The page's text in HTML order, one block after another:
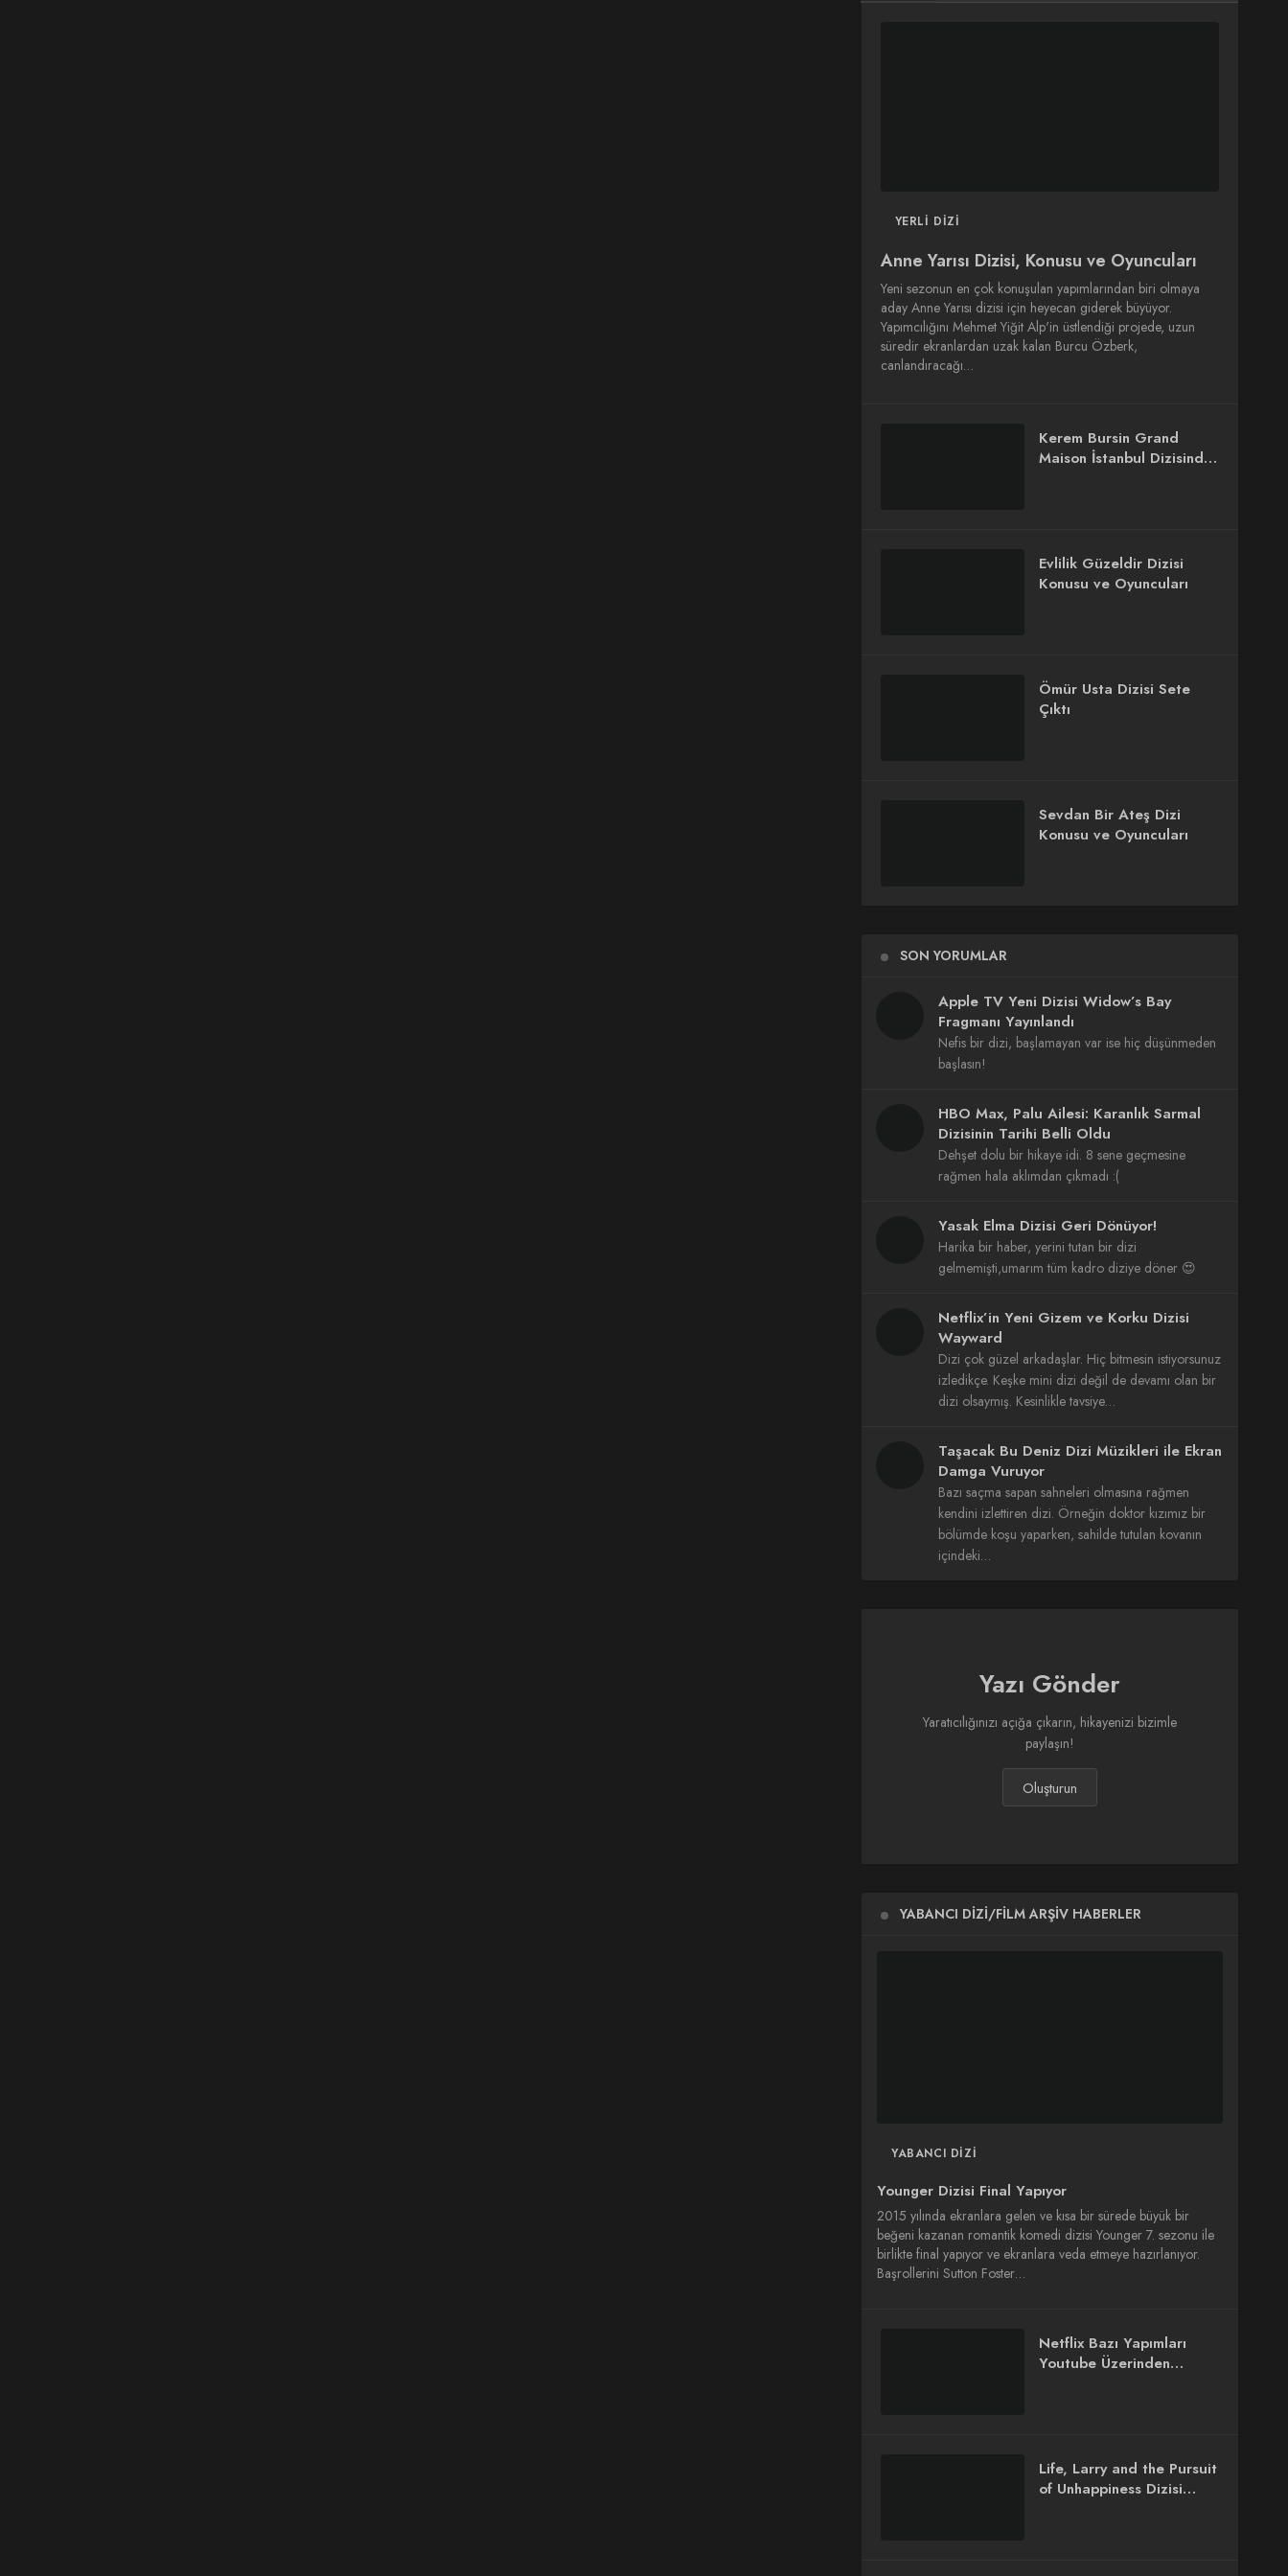
YERLI DIZI
Anne Yarısı Dizisi, Konusu ve Oyuncuları
Yeni sezonun en çok konuşulan yapımlarından biri olmaya
aday Anne Yarısı dizisi için heyecan giderek büyüyor.
Yapımcılığını Mehmet Yiğit Alp'in üstlendiği projede, uzun
süredir ekranlardan uzak kalan Burcu Özberk,
canlandıracağı…
Kerem Bursin Grand
Maison İstanbul Dizisinde
Evlilik Güzeldir Dizisi
Konusu ve Oyuncuları
Ömür Usta Dizisi Sete
Çıktı
Sevdan Bir Ateş Dizi
Konusu ve Oyuncuları
SON YORUMLAR
Apple TV Yeni Dizisi Widow’s Bay
Fragmanı Yayınlandı
Nefis bir dizi, başlamayan var ise hiç düşünmeden
başlasın!
HBO Max, Palu Ailesi: Karanlık Sarmal
Dizisinin Tarihi Belli Oldu
Dehşet dolu bir hikaye idi. 8 sene geçmesine
rağmen hala aklımdan çıkmadı :(
Yasak Elma Dizisi Geri Dönüyor!
Harika bir haber, yerini tutan bir dizi
gelmemişti,umarım tüm kadro diziye döner 😍
Netflix’in Yeni Gizem ve Korku Dizisi
Wayward
Dizi çok güzel arkadaşlar. Hiç bitmesin istiyorsunuz
izledikçe. Keşke mini dizi değil de devamı olan bir
dizi olsaymış. Kesinlikle tavsiye…
Taşacak Bu Deniz Dizi Müzikleri ile Ekran
Damga Vuruyor
Bazı saçma sapan sahneleri olmasına rağmen
kendini izlettiren dizi. Örneğin doktor kızımız bir
bölümde koşu yaparken, sahilde tutulan kovanın
içindeki…
Yazı Gönder
Yaratıcılığınızı açığa çıkarın, hikayenizi bizimle
paylaşın!
Oluşturun
YABANCI DIZI/FILM ARŞIV HABERLER
YABANCI DIZI
Younger Dizisi Final Yapıyor
2015 yılında ekranlara gelen ve kısa bir sürede büyük bir
beğeni kazanan romantik komedi dizisi Younger 7. sezonu ile
birlikte final yapıyor ve ekranlara veda etmeye hazırlanıyor.
Başrollerini Sutton Foster…
Netflix Bazı Yapımları
Youtube Üzerinden
Life, Larry and the Pursuit
of Unhappiness Dizisi